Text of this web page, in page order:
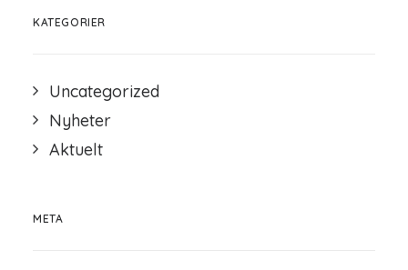
KATEGORIER
Uncategorized
Nyheter
Aktuelt
META